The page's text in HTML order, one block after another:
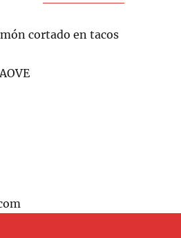
cortado en tacos